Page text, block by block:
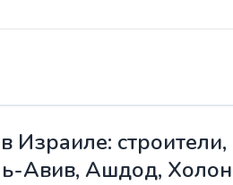
Израиле:
Авив, Ашдод,